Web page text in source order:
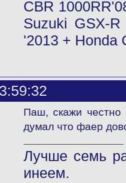
CBR
Suzuki GSX-
'2013 + Honda
Паш, скажи честно
думал что фаер
Лучше семь
инеем.